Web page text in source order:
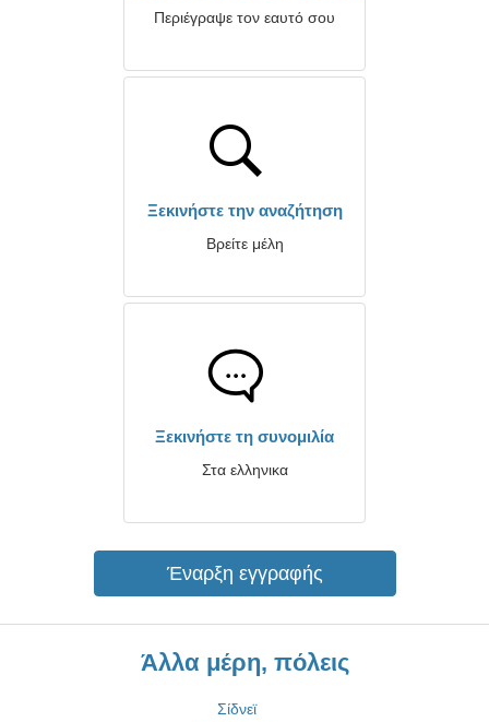
Περιέγραψε τον εαυτό σου
Ξεκινήστε την αναζήτηση
Βρείτε μέλη
Ξεκινήστε τη συνομιλία
Στα ελληνικα
Έναρξη εγγραφής
Άλλα μέρη, πόλεις
Σίδνεϊ